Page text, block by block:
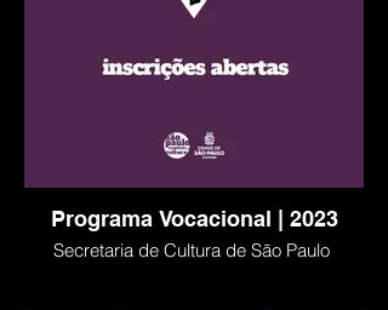
Programa Vocacional | 2023
Secretaria de Cultura de São Paulo